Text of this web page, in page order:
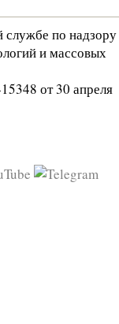
службе по надзору
и массовых
от 30 апреля